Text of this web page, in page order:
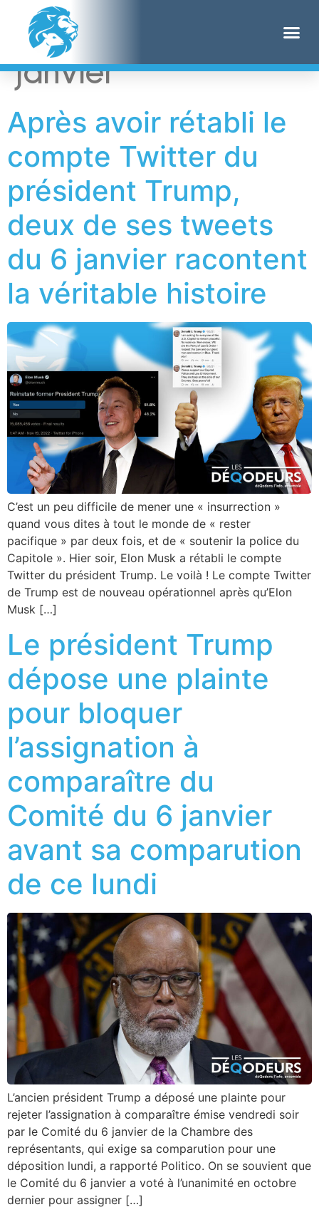
Étiquette :
janvier
Après avoir rétabli le
compte Twitter du
président Trump,
deux de ses tweets
du 6 janvier racontent
la véritable histoire
C’est un peu difficile de mener une « insurrection »
quand vous dites à tout le monde de « rester
pacifique » par deux fois, et de « soutenir la police du
Capitole ». Hier soir, Elon Musk a rétabli le compte
Twitter du président Trump. Le voilà ! Le compte Twitter
de Trump est de nouveau opérationnel après qu’Elon
Musk […]
Le président Trump
dépose une plainte
pour bloquer
l’assignation à
comparaître du
Comité du 6 janvier
avant sa comparution
de ce lundi
L’ancien président Trump a déposé une plainte pour
rejeter l’assignation à comparaître émise vendredi soir
par le Comité du 6 janvier de la Chambre des
représentants, qui exige sa comparution pour une
déposition lundi, a rapporté Politico. On se souvient que
le Comité du 6 janvier a voté à l’unanimité en octobre
dernier pour assigner […]